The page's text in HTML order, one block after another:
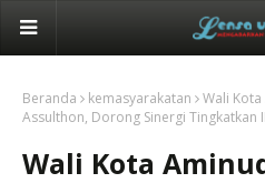
Beranda kemasyarakatan
Wali
Assulthon, Dorong Sinergi Tingkatkan
Wali Kota